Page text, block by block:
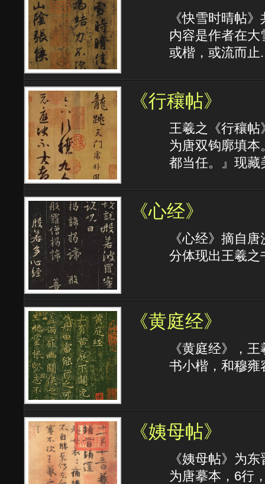
《快雪时晴帖
内容是作者在
或楷，或流而止
《行穰帖》
王羲之《行穰帖
为唐双钩廓填
都当任。』现藏
《心经》
《心经》摘自
分体现出王羲之
《黄庭经》
《黄庭经》，
书小楷，和穆雍
《姨母帖》
《姨母帖》为
为唐摹本，6行